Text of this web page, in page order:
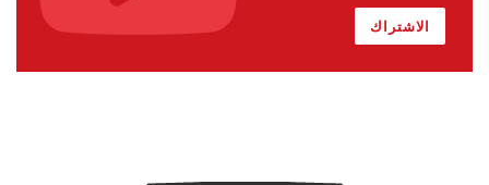
الاشتراك